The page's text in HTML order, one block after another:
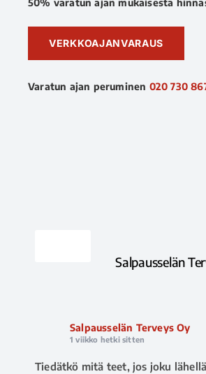
VERKKOAJANVARAUS
Varatun ajan peruminen 020 730
Salpausselän
Salpausselän Terveys Oy
1 viikko hetki sitten
Tiedätkö mitä teet, jos joku